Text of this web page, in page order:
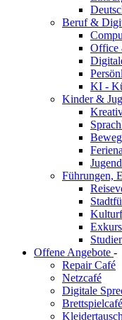
Beruf &
Office
KI -
Kinder &
Führungen,
Offene Angebote -
Repair Café
Netzcafé
Digitale
Brettspielcafé
Kleidertausch